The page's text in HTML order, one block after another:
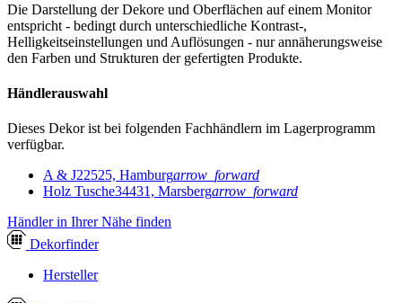
Die Darstellung der Dekore und Oberflächen auf einem Monitor
entspricht - bedingt durch unterschiedliche Kontrast-,
Helligkeitseinstellungen und Auflösungen - nur annäherungsweise
den Farben und Strukturen der gefertigten Produkte.
Händlerauswahl
Dieses Dekor ist bei folgenden Fachhändlern im Lagerprogramm
verfügbar.
A & J22525, Hamburgarrow_forward
Holz Tusche34431, Marsbergarrow_forward
Händler in Ihrer Nähe finden
Dekorfinder
Hersteller